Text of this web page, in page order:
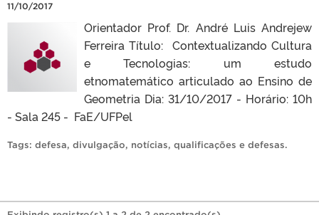
11/10/2017
Orientador Prof. Dr. André Luis Andrejew
Ferreira Título: Contextualizando Cultura
e Tecnologias: um estudo
etnomatemático articulado ao Ensino de
Geometria Dia: 31/10/2017 - Horário: 10h
- Sala 245 - FaE/UFPel
Tags: defesa, divulgação, notícias, qualificações e defesas.